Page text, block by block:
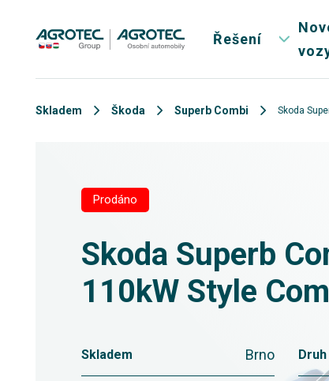
Řešení
Skladem Škoda Superb Combi Skoda
Prodáno
Skoda Superb
110kW Style
Skladem Brno Druh